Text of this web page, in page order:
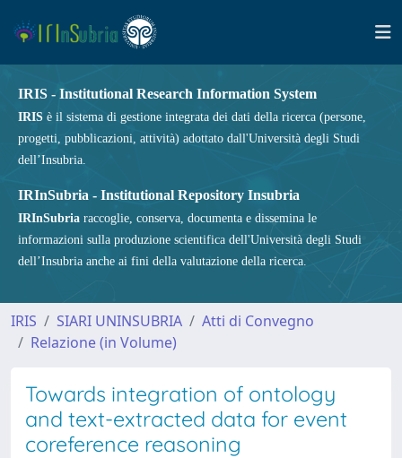
IRIS - Institutional Research Information System
IRIS è il sistema di gestione integrata dei dati della ricerca (persone,
progetti, pubblicazioni, attività) adottato dall'Università degli Studi
dell’Insubria.
IRInSubria - Institutional Repository Insubria
IRInSubria raccoglie, conserva, documenta e dissemina le
informazioni sulla produzione scientifica dell'Università degli Studi
dell’Insubria anche ai fini della valutazione della ricerca.
IRIS SIARI UNINSUBRIA
Atti di Convegno
Relazione (in Volume)
Towards integration of ontology
and text-extracted data for event
coreference reasoning